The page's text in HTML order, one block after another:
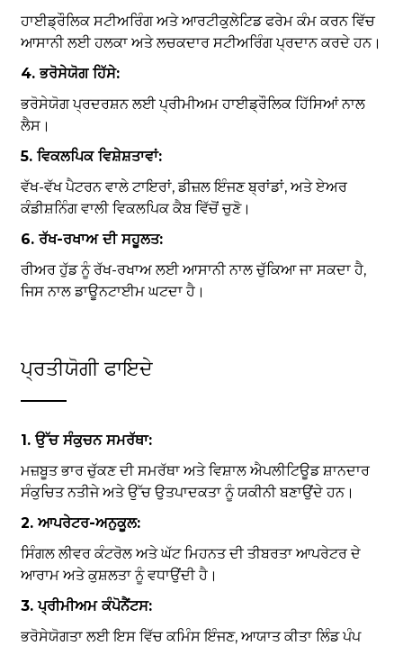
ਹਾਈਡ੍ਰੌਲਿਕ ਸਟੀਅਰਿੰਗ ਅਤੇ ਆਰਟੀਕੁਲੇਟਿਡ ਫਰੇਮ ਕੰਮ ਕਰਨ ਵਿੱਚ
ਆਸਾਨੀ ਲਈ ਹਲਕਾ ਅਤੇ ਲਚਕਦਾਰ ਸਟੀਅਰਿੰਗ ਪ੍ਰਦਾਨ ਕਰਦੇ ਹਨ।
4. ਭਰੋਸੇਯੋਗ ਹਿੱਸੇ:
ਭਰੋਸੇਯੋਗ ਪ੍ਰਦਰਸ਼ਨ ਲਈ ਪ੍ਰੀਮੀਅਮ ਹਾਈਡ੍ਰੌਲਿਕ ਹਿੱਸਿਆਂ ਨਾਲ
ਲੈਸ।
5. ਵਿਕਲਪਿਕ ਵਿਸ਼ੇਸ਼ਤਾਵਾਂ:
ਵੱਖ-ਵੱਖ ਪੈਟਰਨ ਵਾਲੇ ਟਾਇਰਾਂ, ਡੀਜ਼ਲ ਇੰਜਣ ਬ੍ਰਾਂਡਾਂ, ਅਤੇ ਏਅਰ
ਕੰਡੀਸ਼ਨਿੰਗ ਵਾਲੀ ਵਿਕਲਪਿਕ ਕੈਬ ਵਿੱਚੋਂ ਚੁਣੋ।
6. ਰੱਖ-ਰਖਾਅ ਦੀ ਸਹੂਲਤ:
ਰੀਅਰ ਹੁੱਡ ਨੂੰ ਰੱਖ-ਰਖਾਅ ਲਈ ਆਸਾਨੀ ਨਾਲ ਚੁੱਕਿਆ ਜਾ ਸਕਦਾ ਹੈ,
ਜਿਸ ਨਾਲ ਡਾਊਨਟਾਈਮ ਘਟਦਾ ਹੈ।
ਪ੍ਰਤੀਯੋਗੀ ਫਾਇਦੇ
1. ਉੱਚ ਸੰਕੁਚਨ ਸਮਰੱਥਾ:
ਮਜ਼ਬੂਤ ​​ਭਾਰ ਚੁੱਕਣ ਦੀ ਸਮਰੱਥਾ ਅਤੇ ਵਿਸ਼ਾਲ ਐਪਲੀਟਿਊਡ ਸ਼ਾਨਦਾਰ
ਸੰਕੁਚਿਤ ਨਤੀਜੇ ਅਤੇ ਉੱਚ ਉਤਪਾਦਕਤਾ ਨੂੰ ਯਕੀਨੀ ਬਣਾਉਂਦੇ ਹਨ।
2. ਆਪਰੇਟਰ-ਅਨੁਕੂਲ:
ਸਿੰਗਲ ਲੀਵਰ ਕੰਟਰੋਲ ਅਤੇ ਘੱਟ ਮਿਹਨਤ ਦੀ ਤੀਬਰਤਾ ਆਪਰੇਟਰ ਦੇ
ਆਰਾਮ ਅਤੇ ਕੁਸ਼ਲਤਾ ਨੂੰ ਵਧਾਉਂਦੀ ਹੈ।
3. ਪ੍ਰੀਮੀਅਮ ਕੰਪੋਨੈਂਟਸ:
ਭਰੋਸੇਯੋਗਤਾ ਲਈ ਇਸ ਵਿੱਚ ਕਮਿੰਸ ਇੰਜਣ, ਆਯਾਤ ਕੀਤਾ ਲਿੰਡ ਪੰਪ